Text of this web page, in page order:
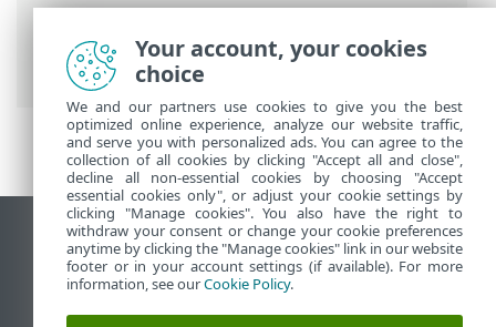
Ηλεκτρονική βοήθεια ESET>ESET Small
Business Security>Εργασία με το ESET
Small Business Security
> Εργαλεία
Προβολή ιστότοπου επιφάνειας εργασίας
End of Life
Γνωσιακή βάση ESET
Your account, your cookies
choice
We and our partners use cookies to give you the best
optimized online experience, analyze our website traffic,
and serve you with personalized ads. You can agree to the
collection of all cookies by clicking "Accept all and close",
decline all non-essential cookies by choosing "Accept
essential cookies only", or adjust your cookie settings by
clicking "Manage cookies". You also have the right to
withdraw your consent or change your cookie preferences
anytime by clicking the "Manage cookies" link in our website
footer or in your account settings (if available). For more
information, see ourCookie Policy.